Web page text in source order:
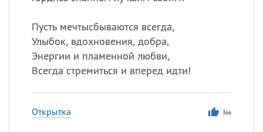
Пусть мечтысбываются всегда,
Улыбок, вдохновения, добра,
Энергии и пламенной любви,
Всегда стремиться и вперед идти!
Открытка 366